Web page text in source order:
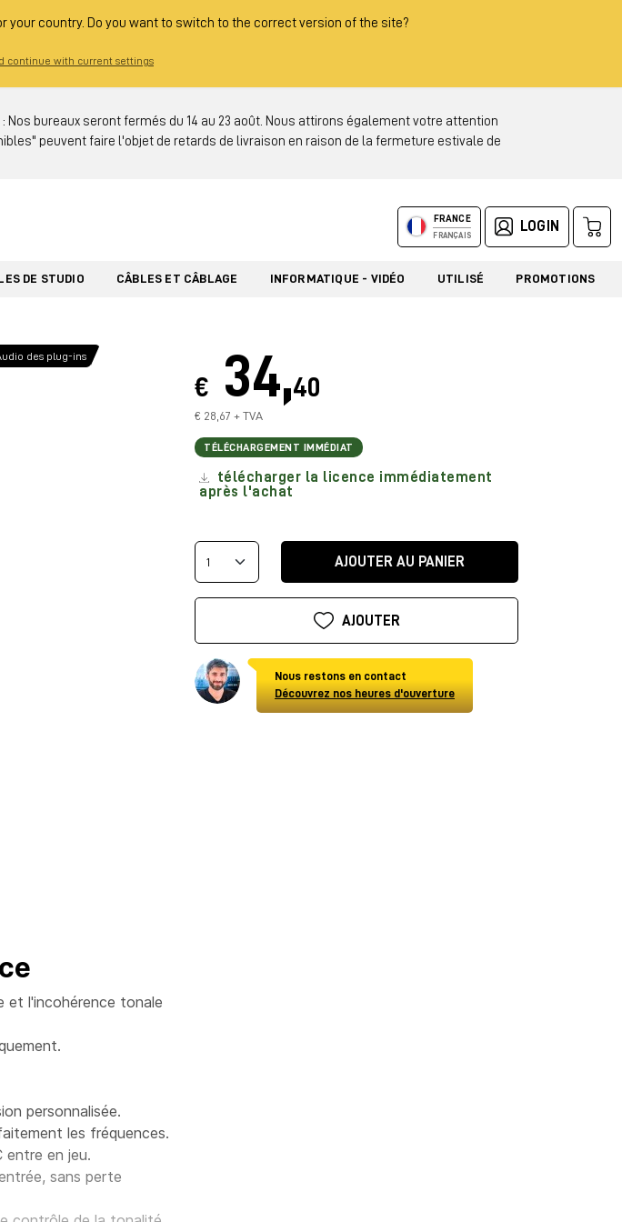
country. Do you want to switch to the correct version of the site?
continue with current settings
: Nos bureaux seront fermés du 14 au 23 août. Nous attirons également votre attention
peuvent faire l'objet de retards de livraison en raison de la fermeture estivale de
FRANCE
FRANÇAIS
LOGIN
DE STUDIO CÂBLES ET CÂBLAGE INFORMATIQUE - VIDÉO UTILISÉ PROMOTIONS
des plug-ins
et l'incohérence tonale
personnalisée.
les fréquences.
entre en jeu.
sans perte
€ 34,40
€ 28,67 + TVA
TÉLÉCHARGEMENT IMMÉDIAT
télécharger la licence immédiatement
après l'achat
AJOUTER AU PANIER
AJOUTER
Nous restons en contact
Découvrez nos heures d'ouverture